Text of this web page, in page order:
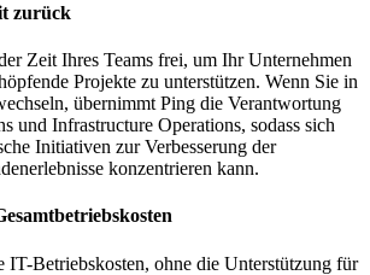
zurück
Zeit Ihres Teams frei, um Ihr Unternehmen
Projekte zu unterstützen. Wenn Sie in
übernimmt Ping die Verantwortung
und Infrastructure Operations, sodass sich
Initiativen zur Verbesserung der
konzentrieren kann.
IT-Betriebskosten, ohne die Unterstützung für